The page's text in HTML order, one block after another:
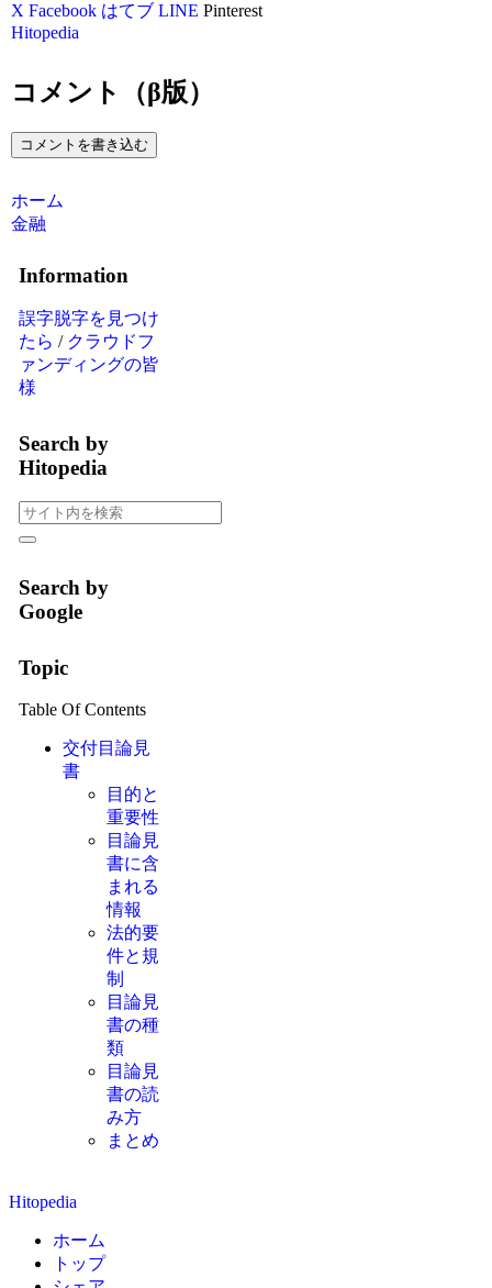
X Facebook はてブ LINE Pinterest
Hitopedia
コメント（β版）
コメントを書き込む
ホーム
金融
Information
誤字脱字を見つけ
たら / クラウドフ
ァンディングの皆
様
Search by
Hitopedia
Search by
Google
Topic
Table Of Contents
交付目論見
書
目的と
重要性
目論見
書に含
まれる
情報
法的要
件と規
制
目論見
書の種
類
目論見
書の読
み方
まとめ
Hitopedia
ホーム
トップ